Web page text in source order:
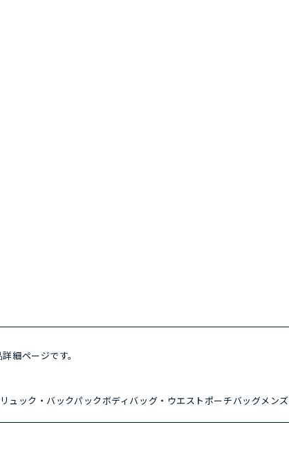
細ページです。
リュック・バックパックボディバッグ・ウエストポーチバッグメンズ